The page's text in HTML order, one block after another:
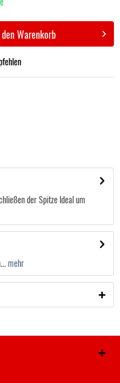
Warenkorb
der Spitze Ideal um
mehr